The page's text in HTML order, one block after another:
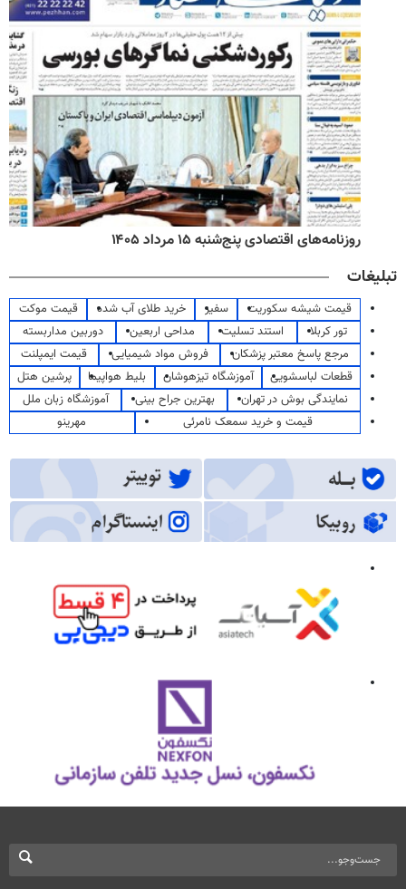
روزنامه‌های اقتصادی پنج‌شنبه ۱۵ مرداد ۱۴۰۵
تبلیغات
قیمت شیشه سکوریت سفیر خرید طلای آب شده
قیمت موکت
تور کربلا
استند تسلیت مداحی اربعین
دوربین مداربسته
مرجع پاسخ معتبر پزشکان
فروش مواد شیمیایی
قیمت ایمپلنت
قطعات لباسشویی
آموزشگاه تیزهوشان بلیط هواپیما
پرشین هتل
نمایندگی بوش در تهران
بهترین جراح بینی
آموزشگاه زبان ملل
قیمت و خرید سمعک نامرئی
مهرینو